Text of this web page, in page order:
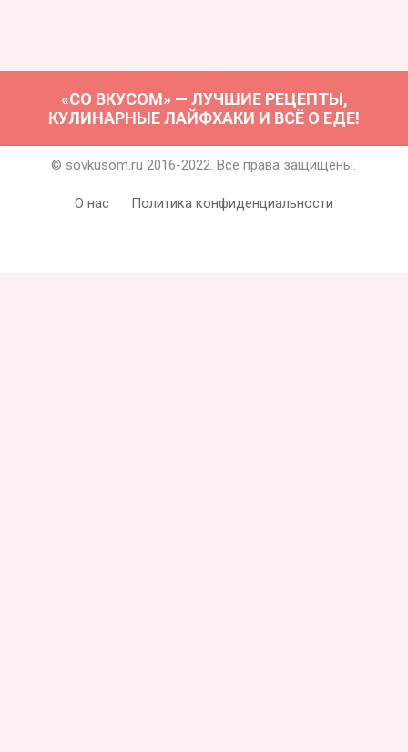
«СО ВКУСОМ» — ЛУЧШИЕ РЕЦЕПТЫ,
КУЛИНАРНЫЕ ЛАЙФХАКИ И ВСЁ О ЕДЕ!
© sovkusom.ru 2016-2022. Все права защищены.
О нас Политика конфиденциальности